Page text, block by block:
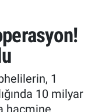
1
10 milyar